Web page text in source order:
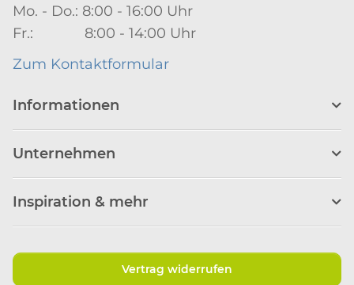
Mo. - Do.: 8:00 - 16:00 Uhr
Fr.: 8:00 - 14:00 Uhr
Zum Kontaktformular
Informationen
Unternehmen
Inspiration & mehr
Vertrag widerrufen